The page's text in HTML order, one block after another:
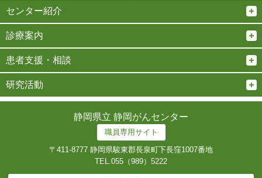
センター紹介
診療案内
患者支援・相談
研究活動
静岡県立 静岡がんセンター
職員専用サイト
〒411-8777 静岡県駿東郡長泉町下長窪1007番地
TEL.055（989）5222